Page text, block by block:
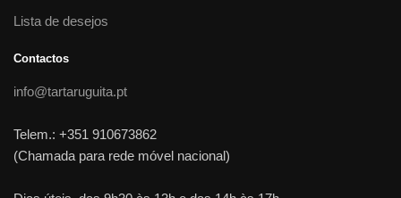
Lista de desejos
Contactos
info@tartaruguita.pt
Telem.: +351 910673862
(Chamada para rede móvel nacional)